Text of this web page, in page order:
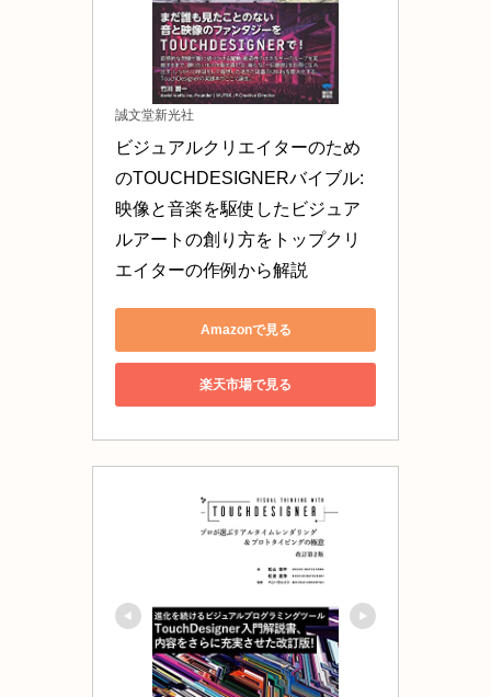
誠文堂新光社
ビジュアルクリエイターのため
のTOUCHDESIGNERバイブル:
映像と音楽を駆使したビジュア
ルアートの創り方をトップクリ
エイターの作例から解説
Amazonで見る
楽天市場で見る